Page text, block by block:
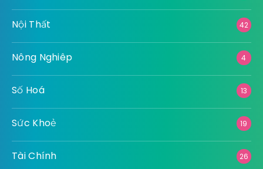
Nội Thất 42
Nông Nghiêp 4
Số Hoá 13
Sức Khoẻ 19
Tài Chính 26